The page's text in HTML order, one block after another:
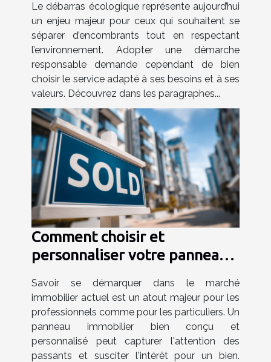
Le débarras écologique représente aujourd’hui
un enjeu majeur pour ceux qui souhaitent se
séparer d’encombrants tout en respectant
l’environnement. Adopter une démarche
responsable demande cependant de bien
choisir le service adapté à ses besoins et à ses
valeurs. Découvrez dans les paragraphes...
Comment choisir et
personnaliser votre panneau
Savoir se démarquer dans le marché
immobilier actuel est un atout majeur pour les
professionnels comme pour les particuliers. Un
panneau immobilier bien conçu et
personnalisé peut capturer l'attention des
passants et susciter l'intérêt pour un bien.